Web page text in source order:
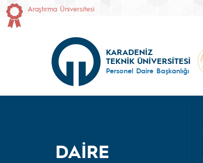
Araştırma Üniversitesi
KARADENİZ
TEKNİK ÜNİVERSİTESİ
Personel Daire Başkanlığı
DAİRE